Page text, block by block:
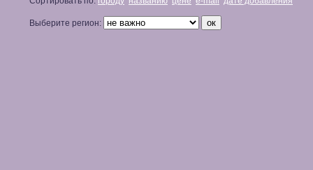
Выберите регион: